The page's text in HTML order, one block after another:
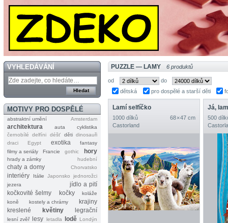
VYHLEDÁVÁNÍ
MOTIVY PRO DOSPĚLÉ
abstraktní umění Amsterdam
architektura auta
cyklistika
černobílé
delfíni déšť děti dinosauři
draci
Egypt exotika
fantasy
filmy a seriály
Francie gothic hory
hrady a zámky hudební
chaty a domy Chorvatsko
interiéry Itálie Japonsko
jednorožci
jezera
jídlo a pití
kočkovité šelmy
kočky
koláže
koně
kostely a chrámy
krajiny
kreslené
květiny legrační
lesní zvěř lesy letadla lodě Londýn
PUZZLE — LAMY 6 produktů
od
do
dětská
pro dospělé a starší děti
Lamí selfíčko
1000 dílků
68 × 47 cm
Castorland
Já,
500